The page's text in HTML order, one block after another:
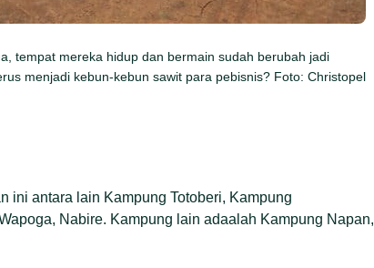
tempat mereka hidup dan bermain sudah berubah jadi
menjadi kebun-kebun sawit para pebisnis? Foto: Christopel
ini antara lain Kampung Totoberi, Kampung
Nabire. Kampung lain adaalah Kampung Napan,